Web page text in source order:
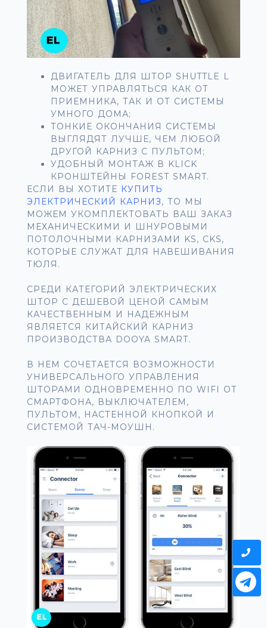
ДВИГАТЕЛЬ ДЛЯ ШТОР SHUTTLE L
МОЖЕТ УПРАВЛЯТЬСЯ КАК ОТ
ПРИЕМНИКА, ТАК И ОТ СИСТЕМЫ
УМНОГО ДОМА;
ТОНКИЕ ОКОНЧАНИЯ СИСТЕМЫ
ВЫГЛЯДЯТ ЛУЧШЕ, ЧЕМ ЛЮБОЙ
ДРУГОЙ КАРНИЗ С ПУЛЬТОМ;
УДОБНЫЙ МОНТАЖ В KLICK
КРОНШТЕЙНЫ FOREST SMART.
ЕСЛИ ВЫ ХОТИТЕ КУПИТЬ
ЭЛЕКТРИЧЕСКИЙ КАРНИЗ, ТО МЫ
МОЖЕМ УКОМПЛЕКТОВАТЬ ВАШ ЗАКАЗ
МЕХАНИЧЕСКИМИ И ШНУРОВЫМИ
ПОТОЛОЧНЫМИ КАРНИЗАМИ KS, CKS,
КОТОРЫЕ СЛУЖАТ ДЛЯ НАВЕШИВАНИЯ
ТЮЛЯ.
СРЕДИ КАТЕГОРИЙ ЭЛЕКТРИЧЕСКИХ
ШТОР С ДЕШЕВОЙ ЦЕНОЙ САМЫМ
КАЧЕСТВЕННЫМ И НАДЕЖНЫМ
ЯВЛЯЕТСЯ КИТАЙСКИЙ КАРНИЗ
ПРОИЗВОДСТВА DOOYA SMART.
В НЕМ СОЧЕТАЕТСЯ ВОЗМОЖНОСТИ
УНИВЕРСАЛЬНОГО УПРАВЛЕНИЯ
ШТОРАМИ ОДНОВРЕМЕННО ПО WIFІ ОТ
СМАРТФОНА, ВЫКЛЮЧАТЕЛЕМ,
ПУЛЬТОМ, НАСТЕННОЙ КНОПКОЙ И
СИСТЕМОЙ ТАЧ-МОУШН.